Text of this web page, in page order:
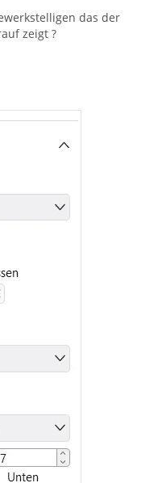
das der
zeigt ?